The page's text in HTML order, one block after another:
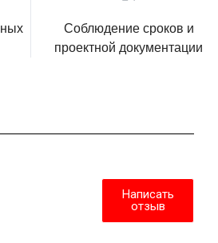
Соблюдение сроков и
проектной документации
Написать
отзыв